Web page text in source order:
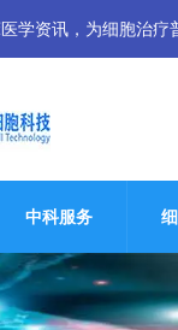
学资讯，为细胞治
中科服务